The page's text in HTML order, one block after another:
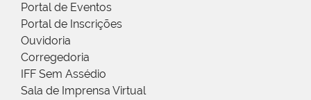
Portal de Eventos
Portal de Inscrições
Ouvidoria
Corregedoria
IFF Sem Assédio
Sala de Imprensa Virtual